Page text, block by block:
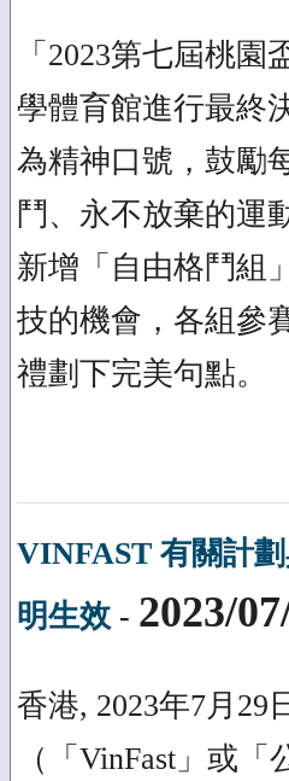
「2023第七屆桃
學體育館進行最終
為精神口號，鼓勵
鬥、永不放棄的運
新增「自由格鬥組
技的機會，各組參
禮劃下完美句點。
VINFAST 有關計
明生效 - 2023/
香港, 2023年7月29
（「VinFast」或